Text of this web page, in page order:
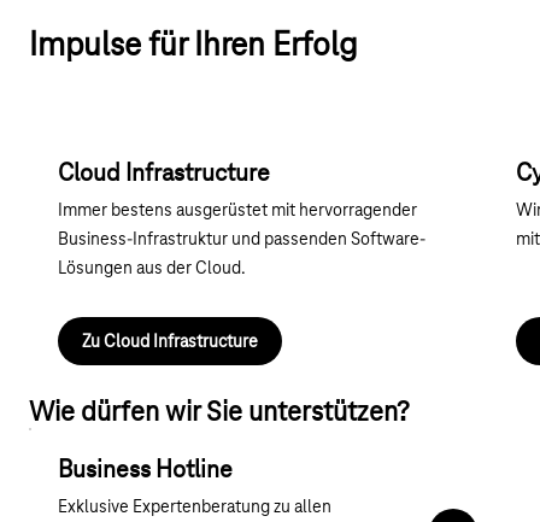
Impulse für Ihren Erfolg
Cloud Infrastructure
Immer bestens ausgerüstet mit hervorragender
Business-Infrastruktur und passenden Software-
Lösungen aus der Cloud.
Zu Cloud Infrastructure
Wie dürfen wir Sie unterstützen?
Business Hotline
Exklusive Expertenberatung zu allen